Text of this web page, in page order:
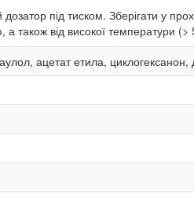
під тиском. Зберігати у
а також від високої температури
ацетат етила,